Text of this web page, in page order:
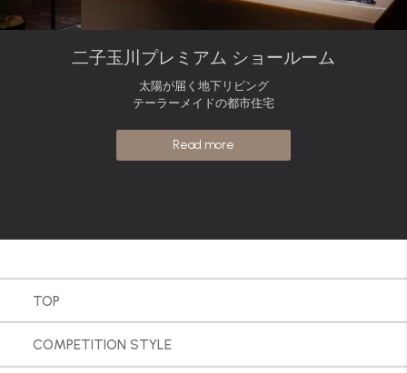
二子玉川プレミアム ショールーム
太陽が届く地下リビング
テーラーメイドの都市住宅
Read more
TOP
COMPETITION STYLE